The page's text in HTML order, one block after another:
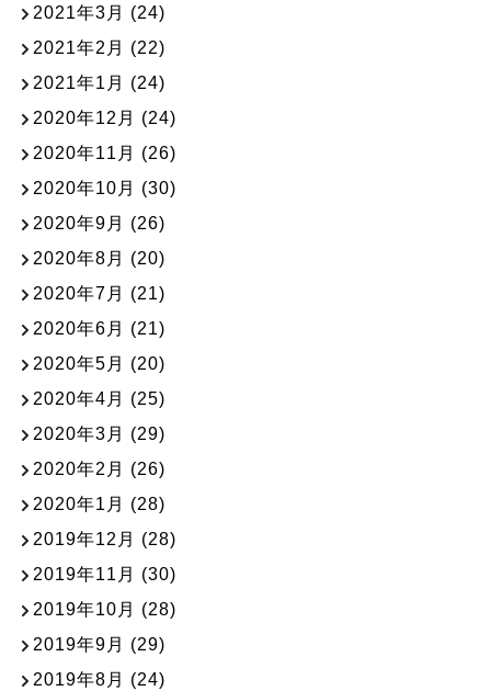
2021年3月 (24)
2021年2月 (22)
2021年1月 (24)
2020年12月 (24)
2020年11月 (26)
2020年10月 (30)
2020年9月 (26)
2020年8月 (20)
2020年7月 (21)
2020年6月 (21)
2020年5月 (20)
2020年4月 (25)
2020年3月 (29)
2020年2月 (26)
2020年1月 (28)
2019年12月 (28)
2019年11月 (30)
2019年10月 (28)
2019年9月 (29)
2019年8月 (24)